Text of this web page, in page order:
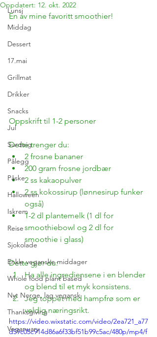
Lunsj
Middag
Dessert
17.mai
Grillmat
Drikker
Snacks
Jul
Surdeig
Pålegg
Påske
Halloween
Iskrem
Reise
Sjokolade
Enkle veganske middager
Whole food plant based
Nyt Norge, lag vegansk
Thanksgiving
Veganuary
Oppdatert: 12. okt. 2022
En av mine favoritt smoothier!
Oppskrift til 1-2 personer
Dette trenger du:
2 frosne bananer
200 gram frosne jordbær
2 ss kakaopulver
2 ss kokossirup (lønnesirup funker
også)
1-2 dl plantemelk (1 dl for
smoothiebowl og 2 dl for
smoothie i glass)
Dette gjør du:
Ha alle ingrediensene i en blender
og blend til et myk konsistens.
Jeg toppet med hampfrø som er
veldig næringsrikt.
https://video.wixstatic.com/video/2ea721_a77
d59c05c914d86a6f33bf51b99c5ac/480p/mp4/f